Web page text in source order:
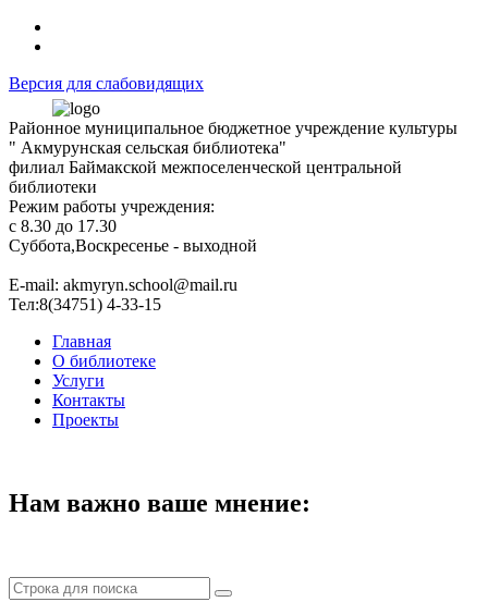
Версия для слабовидящих
Районное муниципальное бюджетное учреждение культуры
" Акмурунская сельская библиотека"
филиал Баймакской межпоселенческой центральной
библиотеки
Режим работы учреждения:
с 8.30 до 17.30
Суббота,Воскресенье - выходной
Е-mail: akmyryn.school@mail.ru
Тел:8(34751) 4-33-15
Главная
О библиотеке
Услуги
Контакты
Проекты
Нам важно ваше мнение: